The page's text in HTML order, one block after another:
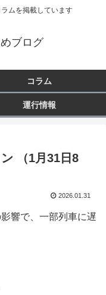
ムを掲載しています
ブログ
コラム
運行情報
（1月31日8
2026.01.31
響で、一部列車に遅